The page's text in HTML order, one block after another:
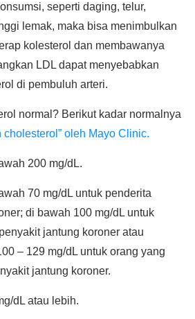
seperti daging, telur,
lemak, maka bisa menimbulkan
kolesterol dan membawanya
LDL dapat menyebabkan
di pembuluh arteri.
normal? Berikut kadar normalnya
cholesterol” oleh Mayo Clinic.
200 mg/dL.
70 mg/dL untuk penderita
di bawah 100 mg/dL untuk
jantung koroner atau
– 129 mg/dL untuk orang yang
jantung koroner.
dL atau lebih.